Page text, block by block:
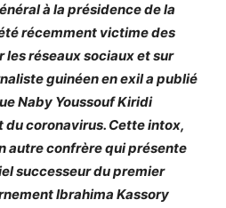
à la présidence de la
récemment victime des
réseaux sociaux et sur
guinéen en exil a publié
Naby Youssouf Kiridi
du coronavirus. Cette intox,
autre confrère qui présente
successeur du premier
Ibrahima Kassory